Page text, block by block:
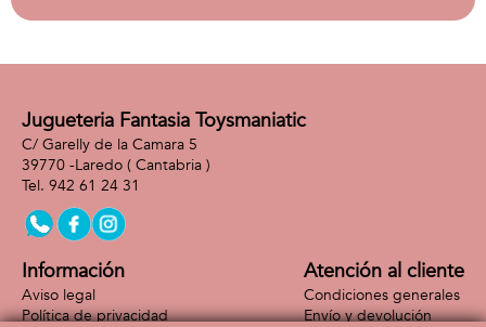
Jugueteria Fantasia Toysmaniatic
C/ Garelly de la Camara 5
39770 -Laredo ( Cantabria )
942 61 24 31
Información
Aviso legal
Política de privacidad
Atención al cliente
Condiciones generales
Envío y devolución